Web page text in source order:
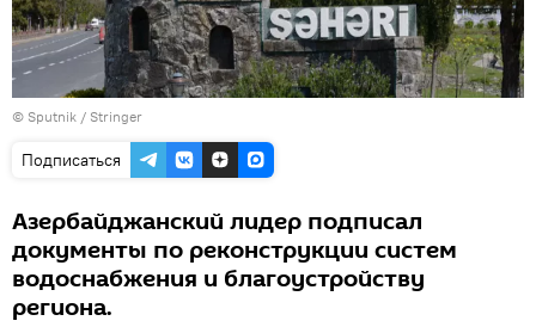
© Sputnik / Stringer
Подписаться
Азербайджанский лидер подписал
документы по реконструкции систем
водоснабжения и благоустройству
региона.